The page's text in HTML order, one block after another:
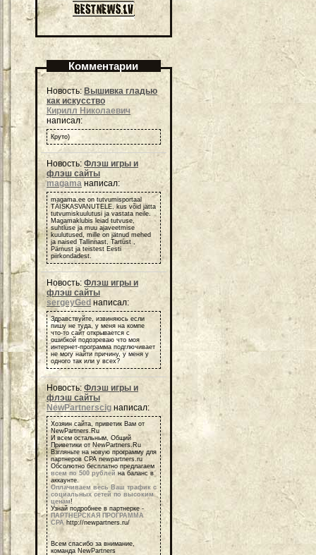
Комментарии
Новость: Вышивка гладью
как искусство
Кирилл Николаевич
написал:
Круто)
Новость: Флэш игры и
флэш сайты
magamaнаписал:
magama.ee on tutvumisportaal
TÄISKASVANUTELE, kus võid jätta
tutvumiskuulutusi ja vastata neile.
Magamaklubis leiad tutvuse,
suhtluse ja muu ajaveetmise
kuulutused, mille on jätnud mehed
ja naised Tallinnast, Tartust ,
Pärnust ja teistest Eesti
piirkondadest.
Новость: Флэш игры и
флэш сайты
sergeyGed написал:
Здравствуйте, извиняюсь если
пишу не туда, у меня на компе
что-то сайт открывается с
ошибкой подозреваю что моя
интернет-программа подглючивает
не могу найти причину, у меня у
одного так или у всех?
Новость:Флэш игры и
флэш сайты
NewPartnerscig написал:
Хозяин сайта, приветик Вам от
NewPartners.Ru
И всем остальным, Общий
Приветики от NewPartners.Ru
Взгляньте на новую программу для
партнеров СРА newpartners.ru
Обсолютно бесплатно предлагаем
всем по 500 рублей на баланс в
аккаунте.
Оплачиваем весь Ваш трафик с
социальных сетей по высоким
ценам!
Узнай подробнее в партнерке -
ПАРТНЕРСКАЯ ПРОГРАММА
СРА http://newpartners.ru/
Всем спасибо за внимание,
команда NewPartners